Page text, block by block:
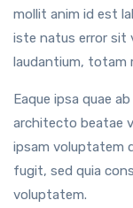
mollit anim id est
iste natus error sit
laudantium, totam
Eaque ipsa quae
architecto beatae
ipsam voluptatem
fugit, sed quia
voluptatem.